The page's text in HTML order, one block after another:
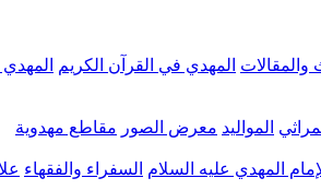
والمقالات المهدي في القرآن الكريم
المواليد معرض الصور مقاطع مهدوية
المهدي عليه السلام السفراء والفقهاء